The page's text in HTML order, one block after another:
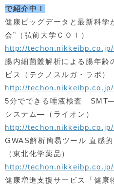
で紹介中！
健康ビッグデータと最新科学
会”（弘前大学ＣＯＩ）
http://
腸内細菌叢解析による腸年齢
ビス（テクノスルガ・ラボ）
http://
5分でできる唾液検査
システム―（ライオン）
http://
GWAS解析簡易ツール 直感
（東北化学薬品）
http://
健康増進支援サービス「健康